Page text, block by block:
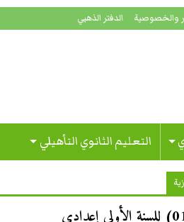
والخصوصية الدفتر الذهبي
التعليم الثانوي التأهيلي